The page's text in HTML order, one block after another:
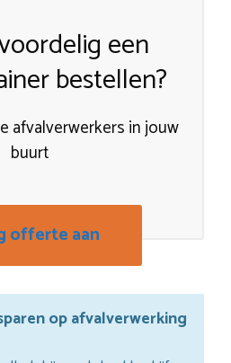
een
bestellen?
afvalverwerkers in jouw
buurt
offerte aan
op afvalverwerking